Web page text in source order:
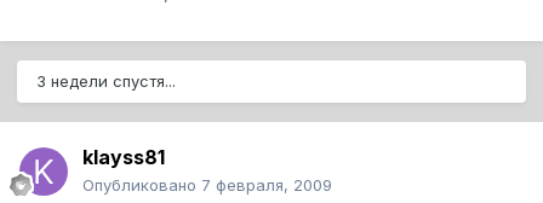
3 недели спустя...
klayss81
Опубликовано 7 февраля, 2009